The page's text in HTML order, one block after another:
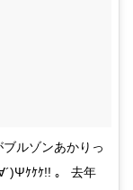
ルゾンあかりっ
ｹｹｹ!! 。 去年